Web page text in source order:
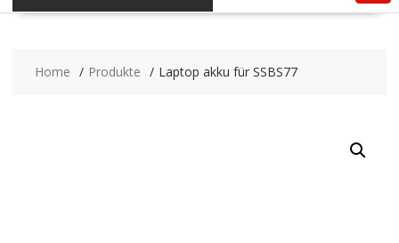
Home Produkte Laptop akku für SSBS77